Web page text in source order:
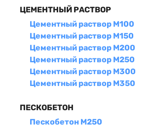
ЦЕМЕНТНЫЙ РАСТВОР
Цементный раствор М100
Цементный раствор М150
Цементный раствор М200
Цементный раствор М250
Цементный раствор М300
Цементный раствор М350
ПЕСКОБЕТОН
Пескобетон М250